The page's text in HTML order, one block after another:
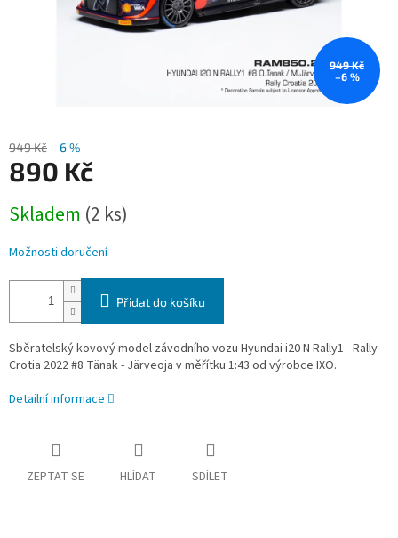
949 Kč
–6 %
949 Kč –6 %
890 Kč
cena:
Skladem (2 ks)
Možnosti doručení
Přidat do košíku
Sběratelský kovový model závodního vozu Hyundai i20 N Rally1 - Rally
Crotia 2022 #8 Tänak - Järveoja v měřítku 1:43 od výrobce IXO.
Detailní informace
ZEPTAT SE HLÍDAT SDÍLET